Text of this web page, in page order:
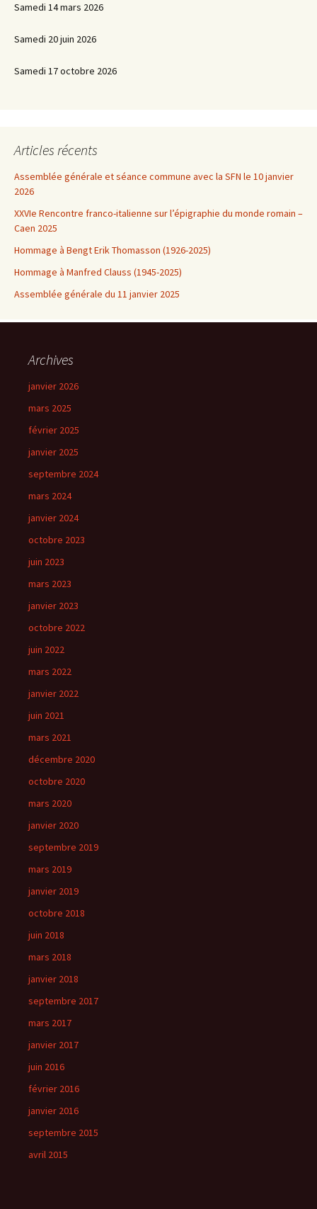
Samedi 14 mars 2026
Samedi 20 juin 2026
Samedi 17 octobre 2026
Articles récents
Assemblée générale et séance commune avec la SFN le 10 janvier
2026
XXVIe Rencontre franco-italienne sur l’épigraphie du monde romain –
Caen 2025
Hommage à Bengt Erik Thomasson (1926-2025)
Hommage à Manfred Clauss (1945-2025)
Assemblée générale du 11 janvier 2025
Archives
janvier 2026
mars 2025
février 2025
janvier 2025
septembre 2024
mars 2024
janvier 2024
octobre 2023
juin 2023
mars 2023
janvier 2023
octobre 2022
juin 2022
mars 2022
janvier 2022
juin 2021
mars 2021
décembre 2020
octobre 2020
mars 2020
janvier 2020
septembre 2019
mars 2019
janvier 2019
octobre 2018
juin 2018
mars 2018
janvier 2018
septembre 2017
mars 2017
janvier 2017
juin 2016
février 2016
janvier 2016
septembre 2015
avril 2015